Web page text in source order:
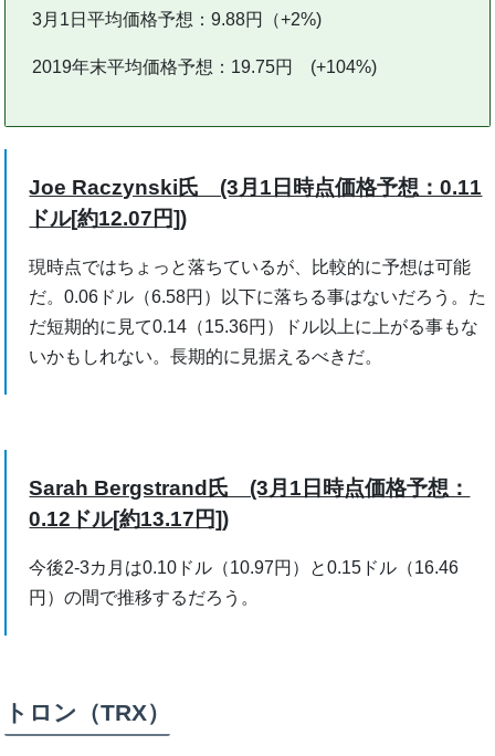
3月1日平均価格予想：9.88円（+2%)
2019年末平均価格予想：19.75円 (+104%)
Joe Raczynski氏 (3月1日時点価格予想：0.11
ドル[約12.07円])
現時点ではちょっと落ちているが、比較的に予想は可能
だ。0.06ドル（6.58円）以下に落ちる事はないだろう。た
だ短期的に見て0.14（15.36円）ドル以上に上がる事もな
いかもしれない。長期的に見据えるべきだ。
Sarah Bergstrand氏 (3月1日時点価格予想：
0.12ドル[約13.17円])
今後2-3カ月は0.10ドル（10.97円）と0.15ドル（16.46
円）の間で推移するだろう。
トロン（TRX）